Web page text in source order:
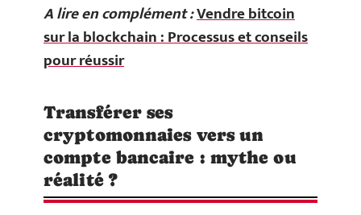
A lire en complément :Vendre bitcoin
sur la blockchain : Processus et conseils
pour réussir
Transférer ses
cryptomonnaies vers un
compte bancaire : mythe ou
réalité ?